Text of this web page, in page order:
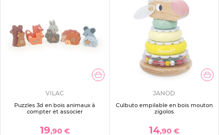
VILAC
Puzzles 3d en bois animaux à
compter et associer
19,90 €
JANOD
Culbuto empilable en bois mouton
zigolos
14,90 €